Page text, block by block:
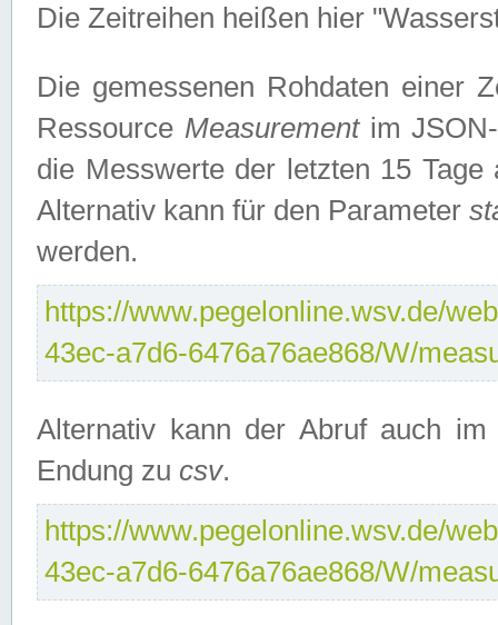
Die Zeitreihen heißen hier
Die gemessenen Rohdaten einer
Ressource Measurementim JSON-
die Messwerte der letzten 15
Alternativ kann für den Parameter
werden.
https://www.pegelonline.wsv.de/
43ec-a7d6-6476a76ae868/W/
Alternativ kann der Abruf auch
Endung zu csv.
https://www.pegelonline.wsv.de/
43ec-a7d6-6476a76ae868/W/